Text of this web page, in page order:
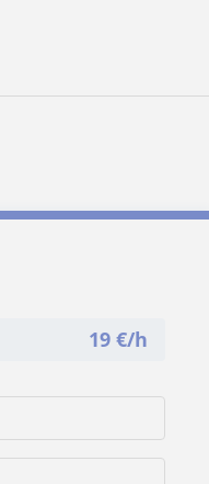
19 €/h